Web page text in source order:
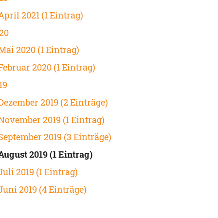
2021 (1 Eintrag)
2020 (1 Eintrag)
2020 (1 Eintrag)
2019 (2 Einträge)
2019 (1 Eintrag)
2019 (3 Einträge)
2019 (1 Eintrag)
2019 (1 Eintrag)
2019 (4 Einträge)